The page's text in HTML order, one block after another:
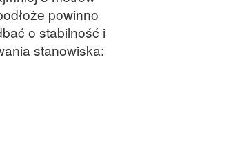
powinno
o stabilność i
stanowiska: